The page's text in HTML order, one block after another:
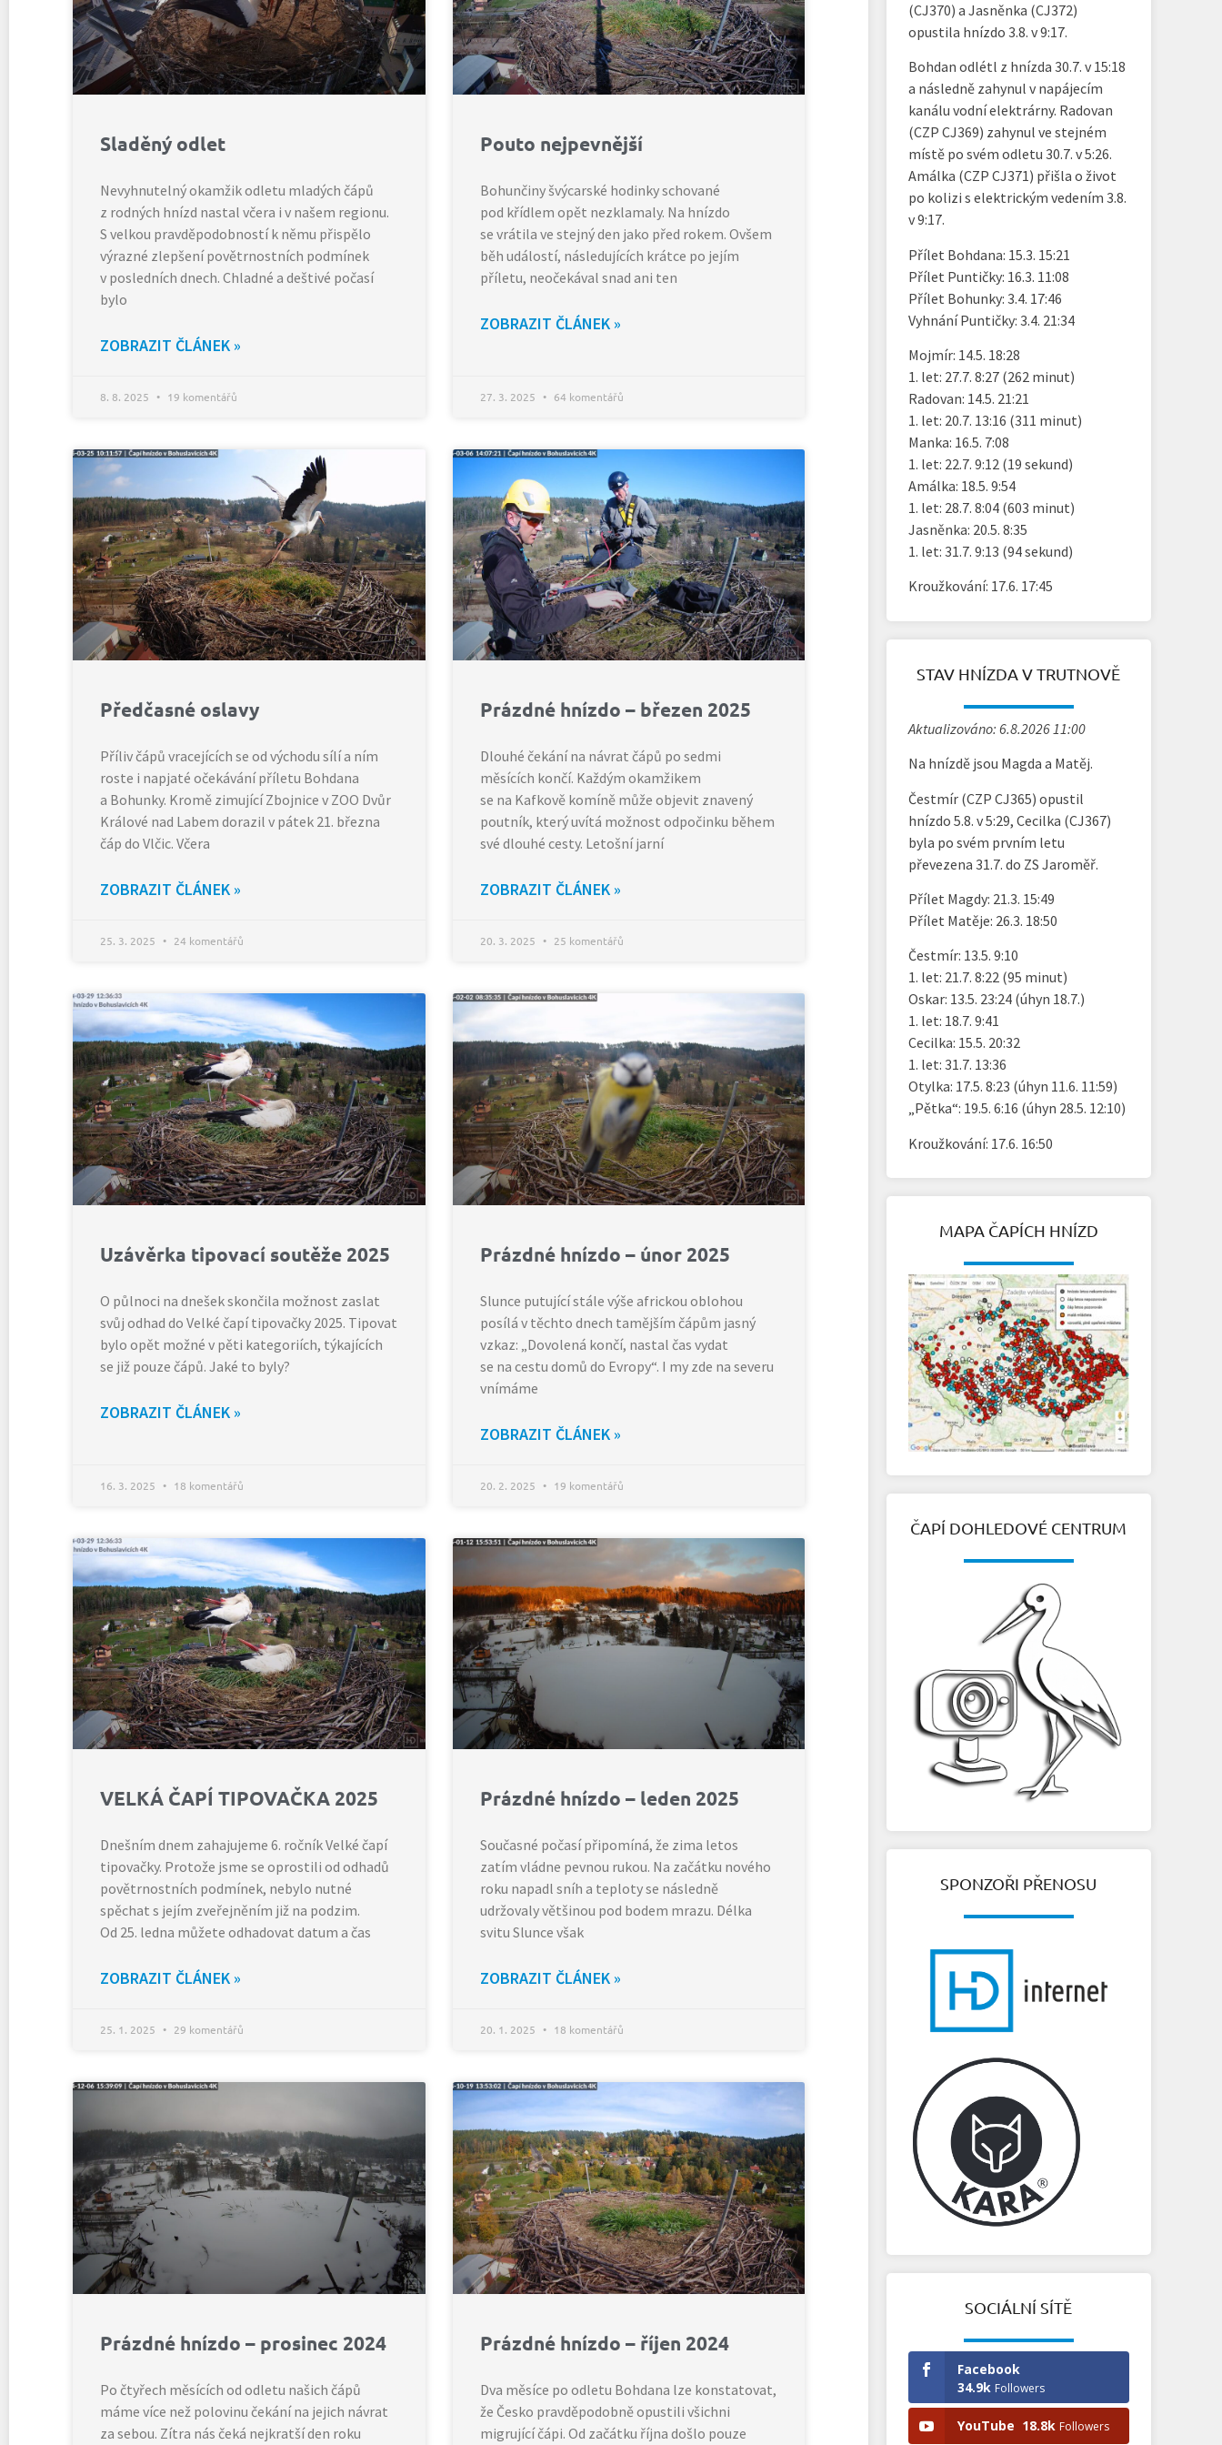
Sladěný odlet
Nevyhnutelný okamžik odletu mladých čápů
z rodných hnízd nastal včera i v našem regionu.
S velkou pravděpodobností k němu přispělo
výrazné zlepšení povětrnostních podmínek
v posledních dnech. Chladné a deštivé počasí
bylo
ZOBRAZIT ČLÁNEK »
8. 8. 2025 19 komentářů
Pouto nejpevnější
Bohunčiny švýcarské hodinky schované
pod křídlem opět nezklamaly. Na hnízdo
se vrátila ve stejný den jako před rokem. Ovšem
běh událostí, následujících krátce po jejím
příletu, neočekával snad ani ten
ZOBRAZIT ČLÁNEK »
27. 3. 2025 64 komentářů
Předčasné oslavy
Příliv čápů vracejících se od východu sílí a ním
roste i napjaté očekávání příletu Bohdana
a Bohunky. Kromě zimující Zbojnice v ZOO Dvůr
Králové nad Labem dorazil v pátek 21. března
čáp do Vlčic. Včera
ZOBRAZIT ČLÁNEK »
25. 3. 2025 24 komentářů
Prázdné hnízdo – březen 2025
Dlouhé čekání na návrat čápů po sedmi
měsících končí. Každým okamžikem
se na Kafkově komíně může objevit znavený
poutník, který uvítá možnost odpočinku během
své dlouhé cesty. Letošní jarní
ZOBRAZIT ČLÁNEK »
20. 3. 2025 25 komentářů
Uzávěrka tipovací soutěže 2025
O půlnoci na dnešek skončila možnost zaslat
svůj odhad do Velké čapí tipovačky 2025. Tipovat
bylo opět možné v pěti kategoriích, týkajících
se již pouze čápů. Jaké to byly?
ZOBRAZIT ČLÁNEK »
16. 3. 2025 18 komentářů
Prázdné hnízdo – únor 2025
Slunce putující stále výše africkou oblohou
posílá v těchto dnech tamějším čápům jasný
vzkaz: „Dovolená končí, nastal čas vydat
se na cestu domů do Evropy“. I my zde na severu
vnímáme
ZOBRAZIT ČLÁNEK »
20. 2. 2025 19 komentářů
VELKÁ ČAPÍ TIPOVAČKA 2025
Dnešním dnem zahajujeme 6. ročník Velké čapí
tipovačky. Protože jsme se oprostili od odhadů
povětrnostních podmínek, nebylo nutné
spěchat s jejím zveřejněním již na podzim.
Od 25. ledna můžete odhadovat datum a čas
ZOBRAZIT ČLÁNEK »
25. 1. 2025 29 komentářů
Prázdné hnízdo – leden 2025
Současné počasí připomíná, že zima letos
zatím vládne pevnou rukou. Na začátku nového
roku napadl sníh a teploty se následně
udržovaly většinou pod bodem mrazu. Délka
svitu Slunce však
ZOBRAZIT ČLÁNEK »
20. 1. 2025 18 komentářů
Prázdné hnízdo – prosinec 2024
Po čtyřech měsících od odletu našich čápů
máme více než polovinu čekání na jejich návrat
za sebou. Zítra nás čeká nejkratší den roku
Prázdné hnízdo – říjen 2024
Dva měsíce po odletu Bohdana lze konstatovat,
že Česko pravděpodobně opustili všichni
migrující čápi. Od začátku října došlo pouze
(CJ370) a Jasněnka (CJ372)
opustila hnízdo 3.8. v 9:17.
Bohdan odlétl z hnízda 30.7. v 15:18
a následně zahynul v napájecím
kanálu vodní elektrárny. Radovan
(CZP CJ369) zahynul ve stejném
místě po svém odletu 30.7. v 5:26.
Amálka (CZP CJ371) přišla o život
po kolizi s elektrickým vedením 3.8.
v 9:17.
Přílet Bohdana: 15.3. 15:21
Přílet Puntičky: 16.3. 11:08
Přílet Bohunky: 3.4. 17:46
Vyhnání Puntičky: 3.4. 21:34
Mojmír: 14.5. 18:28
1. let: 27.7. 8:27 (262 minut)
Radovan: 14.5. 21:21
1. let: 20.7. 13:16 (311 minut)
Manka: 16.5. 7:08
1. let: 22.7. 9:12 (19 sekund)
Amálka: 18.5. 9:54
1. let: 28.7. 8:04 (603 minut)
Jasněnka: 20.5. 8:35
1. let: 31.7. 9:13 (94 sekund)
Kroužkování: 17.6. 17:45
STAV HNÍZDA V TRUTNOVĚ
Aktualizováno: 6.8.2026 11:00
Na hnízdě jsou Magda a Matěj.
Čestmír (CZP CJ365) opustil
hnízdo 5.8. v 5:29, Cecilka (CJ367)
byla po svém prvním letu
převezena 31.7. do ZS Jaroměř.
Přílet Magdy: 21.3. 15:49
Přílet Matěje: 26.3. 18:50
Čestmír: 13.5. 9:10
1. let: 21.7. 8:22 (95 minut)
Oskar: 13.5. 23:24 (úhyn 18.7.)
1. let: 18.7. 9:41
Cecilka: 15.5. 20:32
1. let: 31.7. 13:36
Otylka: 17.5. 8:23 (úhyn 11.6. 11:59)
„Pětka“: 19.5. 6:16 (úhyn 28.5. 12:10)
Kroužkování: 17.6. 16:50
MAPA ČAPÍCH HNÍZD
ČAPÍ DOHLEDOVÉ CENTRUM
SPONZOŘI PŘENOSU
SOCIÁLNÍ SÍTĚ
Facebook
34.9k Followers
YouTube 18.8k Followers